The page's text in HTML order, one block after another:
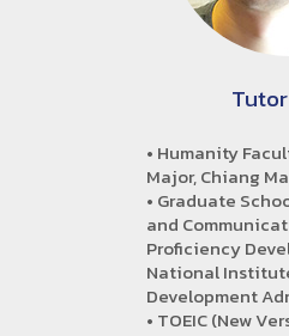
• Humanity
Major, Chiang
• Graduate
and
Proficiency
National
Development
• TOEIC (New